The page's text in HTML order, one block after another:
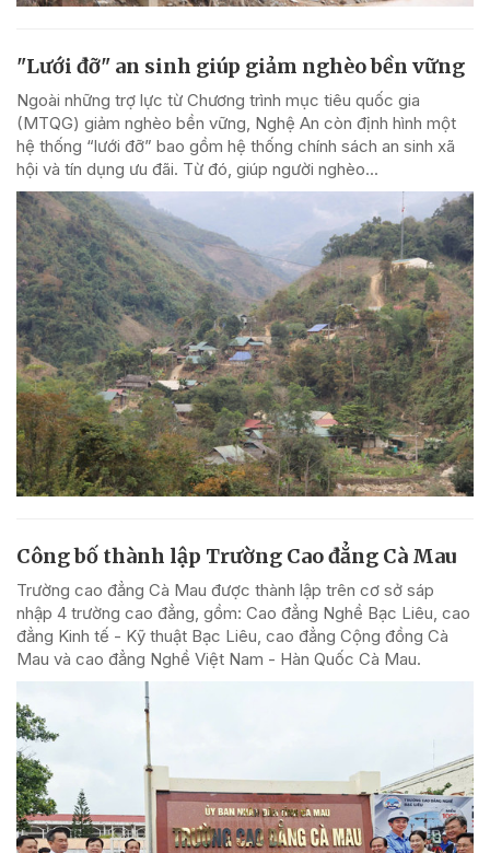
"Lưới đỡ" an sinh giúp giảm nghèo bền vững
Ngoài những trợ lực từ Chương trình mục tiêu quốc gia
(MTQG) giảm nghèo bền vững, Nghệ An còn định hình một
hệ thống “lưới đỡ” bao gồm hệ thống chính sách an sinh xã
hội và tín dụng ưu đãi. Từ đó, giúp người nghèo...
Công bố thành lập Trường Cao đẳng Cà Mau
Trường cao đẳng Cà Mau được thành lập trên cơ sở sáp
nhập 4 trường cao đẳng, gồm: Cao đẳng Nghề Bạc Liêu, cao
đẳng Kinh tế - Kỹ thuật Bạc Liêu, cao đẳng Cộng đồng Cà
Mau và cao đẳng Nghề Việt Nam - Hàn Quốc Cà Mau.